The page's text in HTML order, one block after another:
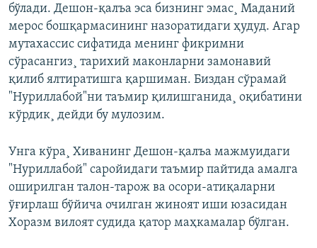
бўлади. Дешон-қалъа эса бизнинг эмас¸ Маданий
мерос бошқармасининг назоратидаги ҳудуд. Агар
мутахассис сифатида менинг фикримни
сўрасангиз¸ тарихий маконларни замонавий
қилиб ялтиратишга қаршиман. Биздан сўрамай
"Нуриллабой"ни таъмир қилишганида¸ оқибатини
кўрдик¸ дейди бу мулозим.
Унга кўра¸ Хиванинг Дешон-қалъа мажмуидаги
"Нуриллабой" саройидаги таъмир пайтида амалга
оширилган талон-тарож ва осори-атиқаларни
ўғирлаш бўйича очилган жиноят иши юзасидан
Хоразм вилоят судида қатор маҳкамалар бўлган.